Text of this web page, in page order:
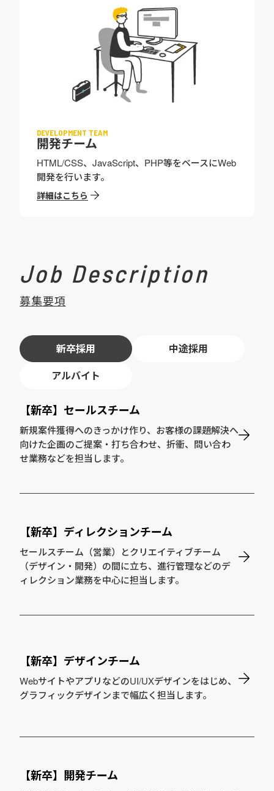
DEVELOPMENT TEAM
開発チーム
HTML/CSS、JavaScript、PHP等をベースにWeb
開発を行います。
詳細はこちら
Job Description
募集要項
新卒採用
中途採用
アルバイト
【新卒】セールスチーム
新規案件獲得へのきっかけ作り、お客様の課題解決へ
向けた企画のご提案・打ち合わせ、折衝、問い合わ
せ業務などを担当します。
【新卒】ディレクションチーム
セールスチーム（営業）とクリエイティブチーム
（デザイン・開発）の間に立ち、進行管理などのデ
ィレクション業務を中心に担当します。
【新卒】デザインチーム
WebサイトやアプリなどのUI/UXデザインをはじめ、
グラフィックデザインまで幅広く担当します。
【新卒】開発チーム